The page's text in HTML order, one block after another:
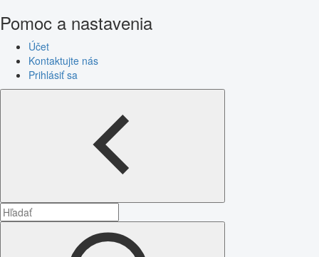
Pomoc a nastavenia
Účet
Kontaktujte nás
Prihlásiť sa